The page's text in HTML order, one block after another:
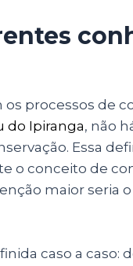
processos de
do Ipiranga, não
Essa
o conceito de
maior seria
caso a caso: